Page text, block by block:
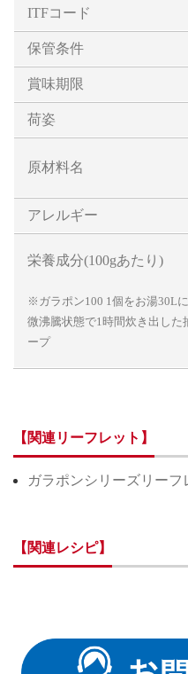
ITFコード
保管条件
賞味期限
荷姿
原材料名
アレルギー
栄養成分(100gあたり)
※ガラポン100 1個をお湯30L
微沸騰状態で1時間炊き出した
ープ
【関連リーフレット】
ガラポンシリーズリーフ
【関連レシピ】